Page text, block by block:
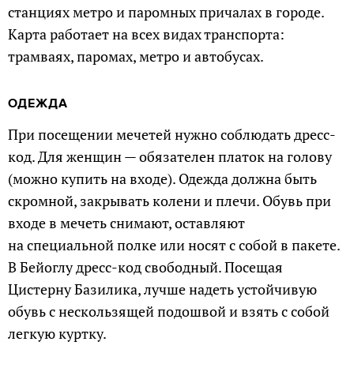
станциях метро и паромных причалах в городе.
Карта работает на всех видах транспорта:
трамваях, паромах, метро и автобусах.
ОДЕЖДА
При посещении мечетей нужно соблюдать дресс-
код. Для женщин — обязателен платок на голову
(можно купить на входе). Одежда должна быть
скромной, закрывать колени и плечи. Обувь при
входе в мечеть снимают, оставляют
на специальной полке или носят с собой в пакете.
В Бейоглу дресс-код свободный. Посещая
Цистерну Базилика, лучше надеть устойчивую
обувь с нескользящей подошвой и взять с собой
легкую куртку.